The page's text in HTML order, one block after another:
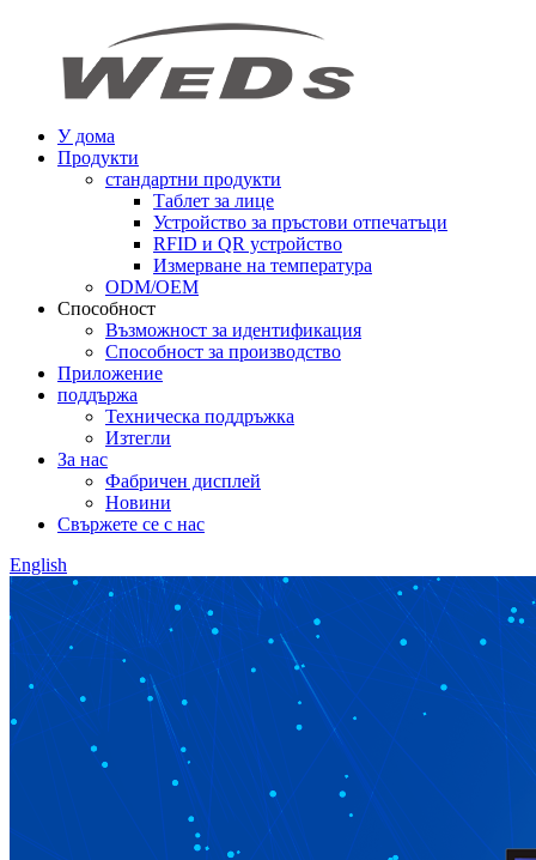
У дома
Продукти
стандартни продукти
Таблет за лице
Устройство за пръстови отпечатъци
RFID и QR устройство
Измерване на температура
ODM/OEM
Способност
Възможност за идентификация
Способност за производство
Приложение
поддържа
Техническа поддръжка
Изтегли
За нас
Фабричен дисплей
Новини
Свържете се с нас
English